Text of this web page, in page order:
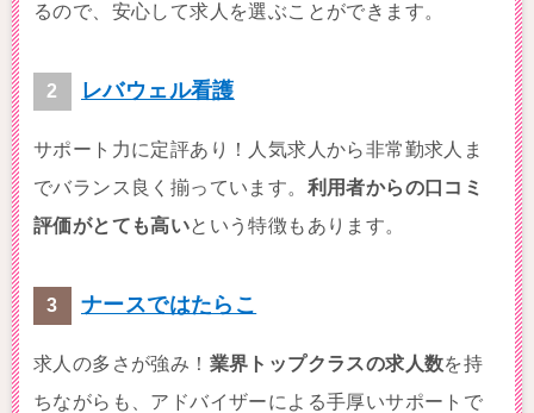
るので、安心して求人を選ぶことができます。
レバウェル看護
サポート力に定評あり！人気求人から非常勤求人ま
でバランス良く揃っています。 利用者からの口コミ
評価がとても高いという特徴もあります。
ナースではたらこ
求人の多さが強み！ 業界トップクラスの求人数を持
ちながらも、アドバイザーによる手厚いサポートで